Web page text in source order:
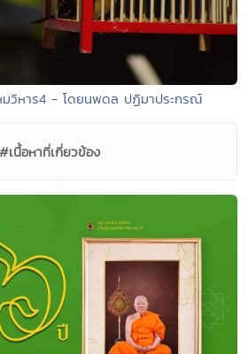
วิหาร4 - โดยนพดล ปฏิมาประกรณ์
#เนื้อหาที่เกี่ยวข้อง